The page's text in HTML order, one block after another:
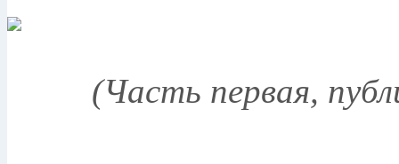
(Часть первая,